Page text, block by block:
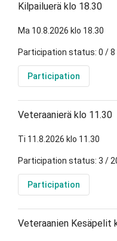
Kilpailuerä klo 18.30
Ma 10.8.2026 klo 18.30
Participation status: 0 / 8
Participation
Veteraanierä klo 11.30
Ti 11.8.2026 klo 11.30
Participation status: 3 /
Participation
Veteraanien Kesäpelit